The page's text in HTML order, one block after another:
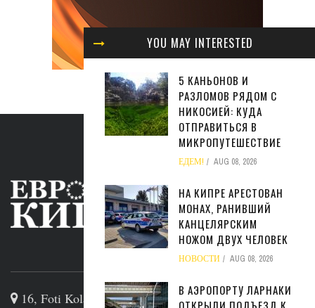
YOU MAY INTERESTED
5 КАНЬОНОВ И
РАЗЛОМОВ РЯДОМ С
НИКОСИЕЙ: КУДА
ОТПРАВИТЬСЯ В
МИКРОПУТЕШЕСТВИЕ
ЕДЕМ! AUG 08, 2026
НА КИПРЕ АРЕСТОВАН
МОНАХ, РАНИВШИЙ
КАНЦЕЛЯРСКИМ
НОЖОМ ДВУХ ЧЕЛОВЕК
НОВОСТИ AUG 08, 2026
В АЭРОПОРТУ ЛАРНАКИ
ABOUT US
16, Foti Kolakidi str, 3031, Limassol, Cyprus